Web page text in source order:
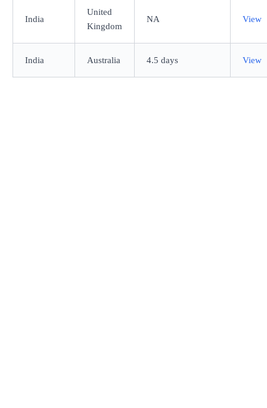
India
United
Kingdom
NA View
India Australia 4.5 days View